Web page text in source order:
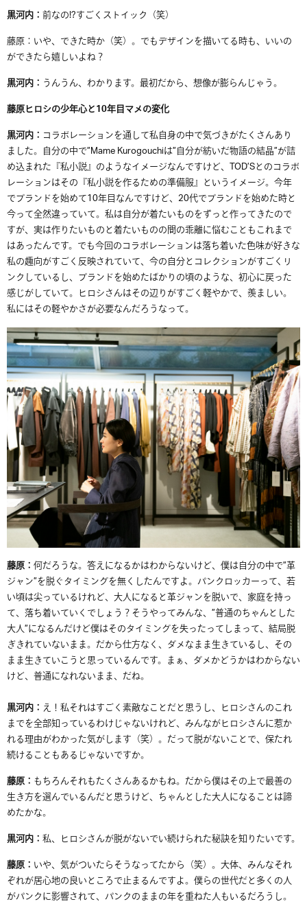
黒河内：前なの!?すごくストイック（笑）
藤原：いや、できた時か（笑）。でもデザインを描いてる時も、いいの
ができたら嬉しいよね？
黒河内： うんうん、わかります。最初だから、想像が膨らんじゃう。
藤原ヒロシの少年心と10年目マメの変化
黒河内： コラボレーションを通して私自身の中で気づきがたくさんあり
ました。自分の中で”MameKurogouchiは”自分が紡いだ物語の結晶”が詰
め込まれた『私小説』のようなイメージなんですけど、 TOD’Sとのコラボ
レーションはその 『私小説を作るための準備服』 というイメージ。今年
でブランドを始めて10年目なんですけど、 20代でブランドを始めた時と
今って全然違っていて。私は自分が着たいものをずっと作ってきたので
すが、 実は作りたいものと着たいものの間の乖離に悩むこともこれまで
はあったんです。でも今回のコラボレーションは落ち着いた色味が好きな
私の趣向がすごく反映されていて、今の自分とコレクションがすごくリ
ンクしているし、ブランドを始めたばかりの頃のような、初心に戻った
感じがしていて。 ヒロシさんはその辺りがすごく軽やかで、羨ましい。
私にはその軽やかさが必要なんだろうなって。
藤原：何だろうな。答えになるかはわからないけど、僕は自分の中で”革
ジャン”を脱ぐタイミングを無くしたんですよ。パンクロッカーって、若
い頃は尖っているけれど、大人になると革ジャンを脱いで、家庭を持っ
て、落ち着いていくでしょう？そうやってみんな、 ”普通のちゃんとした
大人”になるんだけど僕はそのタイミングを失ったってしまって、結局脱
ぎきれていないまま。だから仕方なく、ダメなまま生きているし、その
まま生きていこうと思っているんです。まぁ、ダメかどうかはわからない
けど、普通になれないまま、だね。
黒河内： え！私それはすごく素敵なことだと思うし、ヒロシさんのこれ
までを全部知っているわけじゃないけれど、 みんながヒロシさんに惹か
れる理由がわかった気がします（笑）。だって脱がないことで、保たれ
続けることもあるじゃないですか。
藤原： もちろんそれもたくさんあるかもね。だから僕はその上で最善の
生き方を選んでいるんだと思うけど、ちゃんとした大人になることは諦
めたかな。
黒河内：私、ヒロシさんが脱がないでい続けられた秘訣を知りたいです。
藤原： いや、気がついたらそうなってたから（笑）。大体、みんなそれ
ぞれが居心地の良いところで止まるんですよ。僕らの世代だと多くの人
がパンクに影響されて、パンクのままの年を重ねた人もいるだろうし。